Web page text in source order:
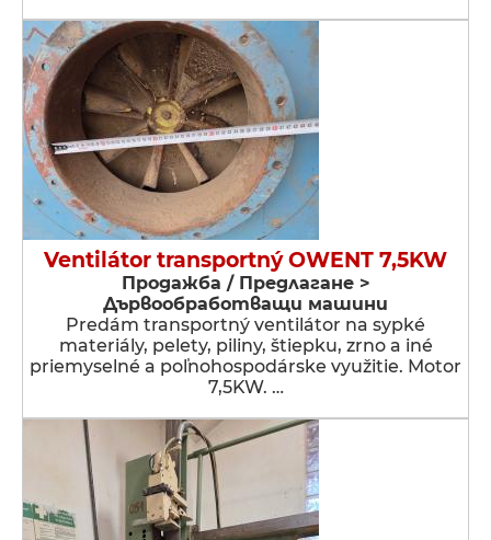
Ventilátor transportný OWENT 7,5KW
Продажба / Предлагане >
Дървообработващи машини
Predám transportný ventilátor na sypké
materiály, pelety, piliny, štiepku, zrno a iné
priemyselné a poľnohospodárske využitie. Motor
7,5KW. …